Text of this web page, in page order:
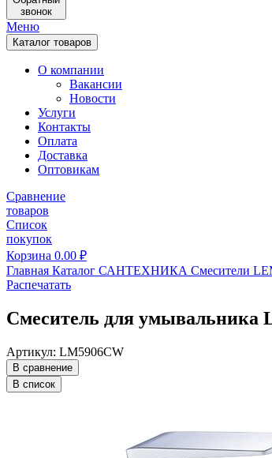
звонок
Меню
Каталог товаров
О компании
Вакансии
Новости
Услуги
Контакты
Оплата
Доставка
Оптовикам
Сравнение
товаров
Список
покупок
Корзина 0.00 ₽
Главная Каталог САНТЕХНИКА Смесители
Распечатать
Смеситель для
Артикул: LM5906CW
В сравнение
В список